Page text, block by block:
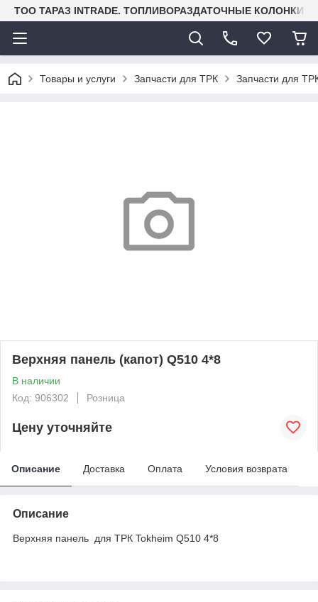
TOO ТАРАЗ INTRADE. ТОПЛИВОРАЗДАТОЧНЫЕ КОЛОНКИ
Товары и услуги Запчасти для ТРК Запчасти для
Верхняя панель (капот) Q510 4*8
В наличии
Код: 906302
Розница
Цену уточняйте
Описание Доставка Оплата Условия возврата
Описание
Верхняя панель для ТРК Tokheim Q510 4*8